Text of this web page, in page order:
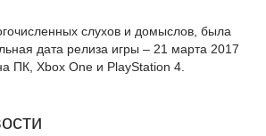
слухов и домыслов, была
дата релиза игры – 21 марта 2017
ПК, Xbox One и PlayStation 4.